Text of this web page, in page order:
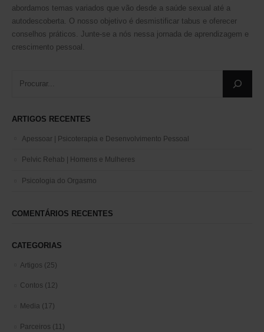
abordamos temas variados que vão desde a saúde sexual até a
autodescoberta. O nosso objetivo é desmistificar tabus e oferecer
conselhos práticos. Junte-se a nós nessa jornada de aprendizagem e
crescimento pessoal.
ARTIGOS RECENTES
Apessoar | Psicoterapia e Desenvolvimento Pessoal
Pelvic Rehab | Homens e Mulheres
Psicologia do Orgasmo
COMENTÁRIOS RECENTES
CATEGORIAS
Artigos (25)
Contos (12)
Media (17)
Parceiros (11)